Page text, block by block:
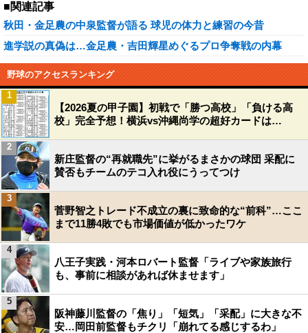
■関連記事
秋田・金足農の中泉監督が語る 球児の体力と練習の今昔
進学説の真偽は…金足農・吉田輝星めぐるプロ争奪戦の内幕
野球のアクセスランキング
【2026夏の甲子園】初戦で「勝つ高校」「負ける高
校」完全予想！横浜vs沖縄尚学の超好カードは…
1
新庄監督の“再就職先”に挙がるまさかの球団 采配に
賛否もチームのテコ入れ役にうってつけ
2
菅野智之トレード不成立の裏に致命的な“前科”…ここ
まで11勝4敗でも市場価値が低かったワケ
3
八王子実践・河本ロバート監督「ライブや家族旅行
も、事前に相談があれば休ませます」
4
阪神藤川監督の「焦り」「短気」「采配」に大きな不
安…岡田前監督もチクリ「崩れてる感じするわ」
5